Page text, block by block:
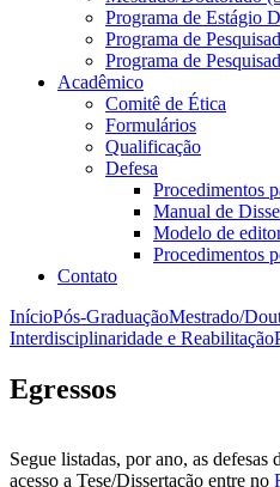
Programa de Estágio
Programa de
Programa de
Acadêmico
Comitê de Ética
Formulários
Qualificação
Defesa
Procedimentos
Manual de
Modelo de
Procedimentos
Contato
InícioPós-GraduaçãoMestrado/
Interdisciplinaridade e Reabilitação
Egressos
Segue listadas, por ano, as defesas
acesso a Tese/Dissertação entre no